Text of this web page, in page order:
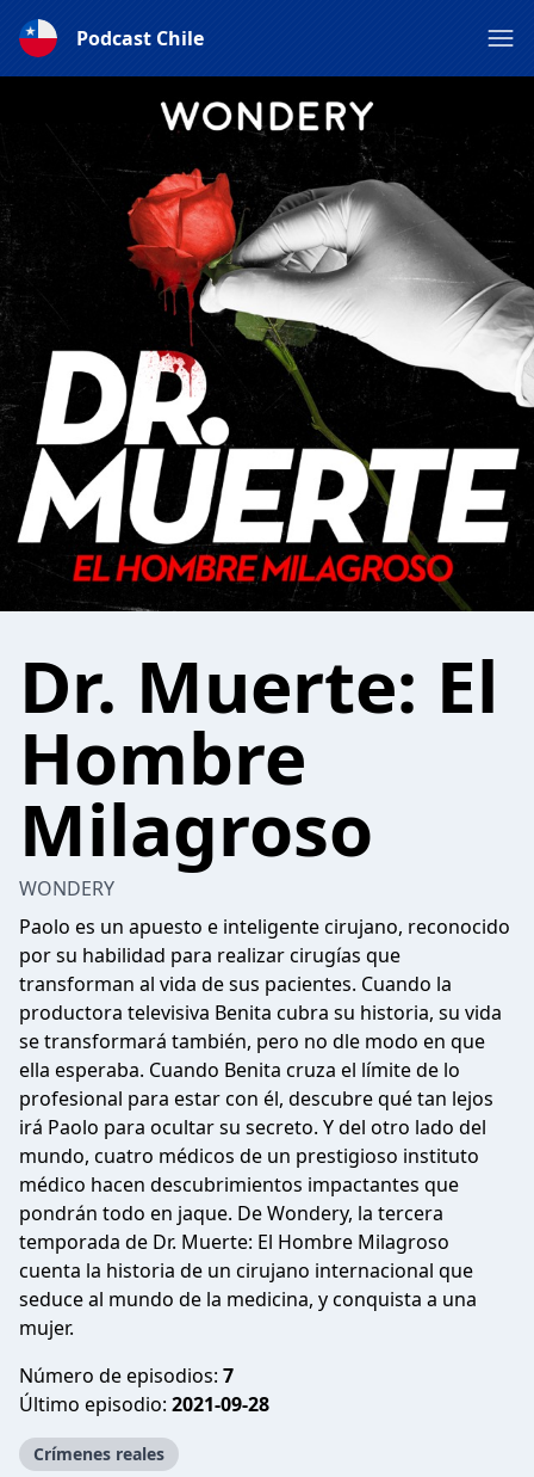
Podcast Chile
Dr. Muerte: El
Hombre
Milagroso
WONDERY
Paolo es un apuesto e inteligente cirujano, reconocido
por su habilidad para realizar cirugías que
transforman al vida de sus pacientes. Cuando la
productora televisiva Benita cubra su historia, su vida
se transformará también, pero no dle modo en que
ella esperaba. Cuando Benita cruza el límite de lo
profesional para estar con él, descubre qué tan lejos
irá Paolo para ocultar su secreto. Y del otro lado del
mundo, cuatro médicos de un prestigioso instituto
médico hacen descubrimientos impactantes que
pondrán todo en jaque. De Wondery, la tercera
temporada de Dr. Muerte: El Hombre Milagroso
cuenta la historia de un cirujano internacional que
seduce al mundo de la medicina, y conquista a una
mujer.
Número de episodios: 7
Último episodio: 2021-09-28
Crímenes reales